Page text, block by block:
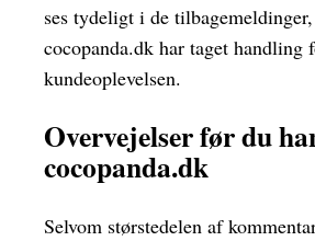
ses tydeligt i de
cocopanda.dk har taget handling
kundeoplevelsen.
Overvejelser før du
cocopanda.dk
Selvom størstedelen af